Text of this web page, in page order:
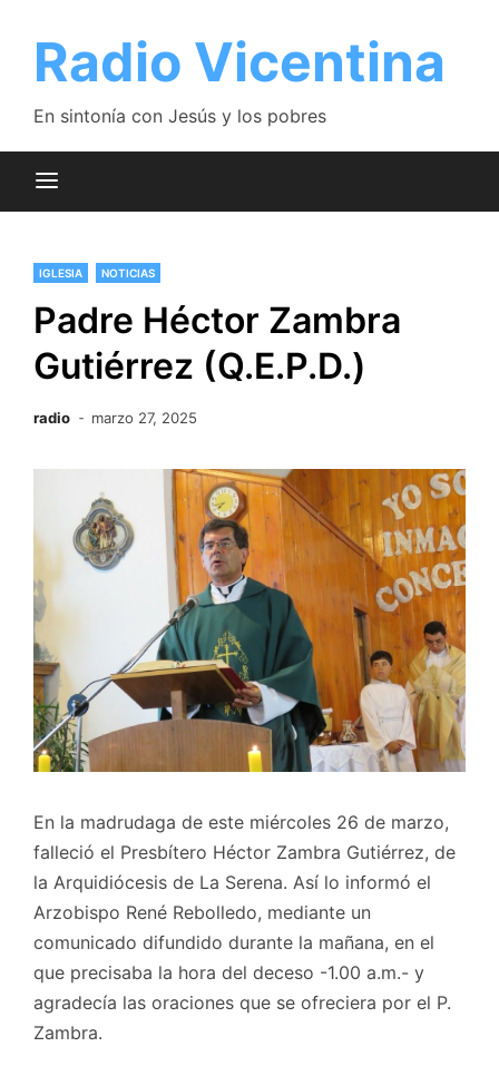
contenido
Radio Vicentina
En sintonía con Jesús y los pobres
IGLESIA NOTICIAS
Padre Héctor Zambra
Gutiérrez (Q.E.P.D.)
radio marzo 27, 2025
En la madrudaga de este miércoles 26 de marzo,
falleció el Presbítero Héctor Zambra Gutiérrez, de
la Arquidiócesis de La Serena. Así lo informó el
Arzobispo René Rebolledo, mediante un
comunicado difundido durante la mañana, en el
que precisaba la hora del deceso -1.00 a.m.- y
agradecía las oraciones que se ofreciera por el P.
Zambra.